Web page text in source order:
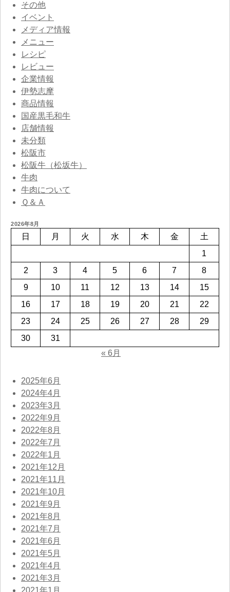
その他
イベント
メディア情報
メニュー
レシピ
レビュー
企業情報
伊勢志摩
商品情報
国産黒毛和牛
店舗情報
未分類
松阪市
松阪牛（松坂牛）
牛肉
牛肉について
Ｑ＆Ａ
2026年8月
日 月 火 水 木 金
土
1
2
3 4 5 6 7
8
9
10 11 12 13 14
15
16
17 18 19 20 21
22
23
24 25 26 27 28
29
30
31
« 6月
2025年6月
2024年4月
2023年3月
2022年9月
2022年8月
2022年7月
2022年1月
2021年12月
2021年11月
2021年10月
2021年9月
2021年8月
2021年7月
2021年6月
2021年5月
2021年4月
2021年3月